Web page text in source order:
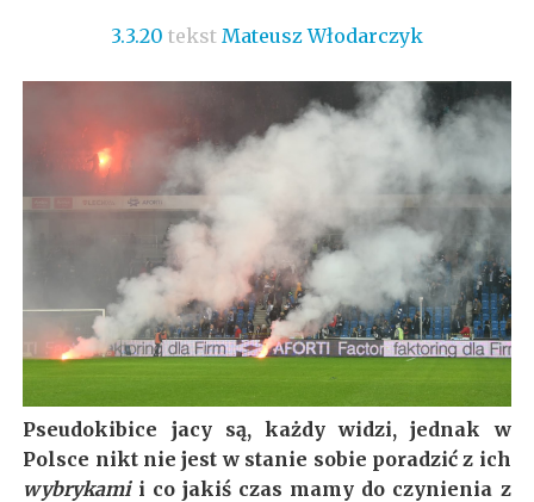
3.3.20 tekst Mateusz Włodarczyk
Pseudokibice jacy są, każdy widzi, jednak w
Polsce nikt nie jest w stanie sobie poradzić z ich
wybrykamii co jakiś czas mamy do czynienia z